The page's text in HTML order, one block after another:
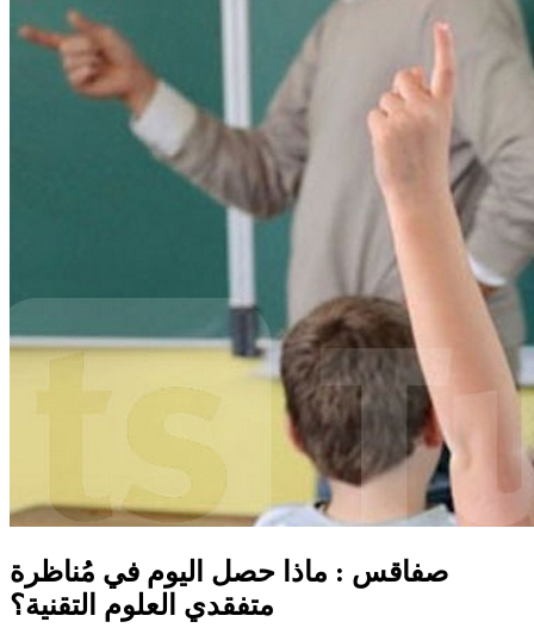
صفاقس : ماذا حصل اليوم في مُناظرة
متفقدي العلوم التقنية؟